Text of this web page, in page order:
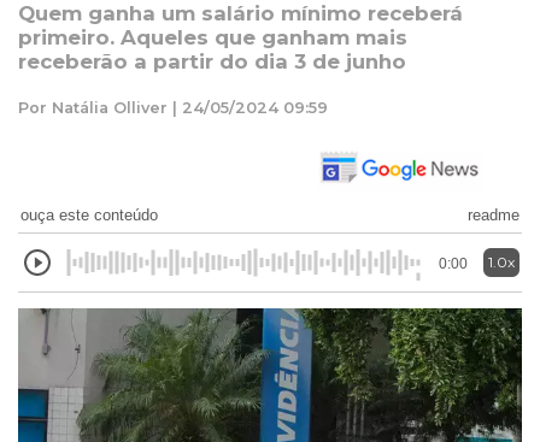
Quem ganha um salário mínimo receberá
primeiro. Aqueles que ganham mais
receberão a partir do dia 3 de junho
Por Natália Olliver | 24/05/2024 09:59
ouça este conteúdo readme
0:00 1.0x